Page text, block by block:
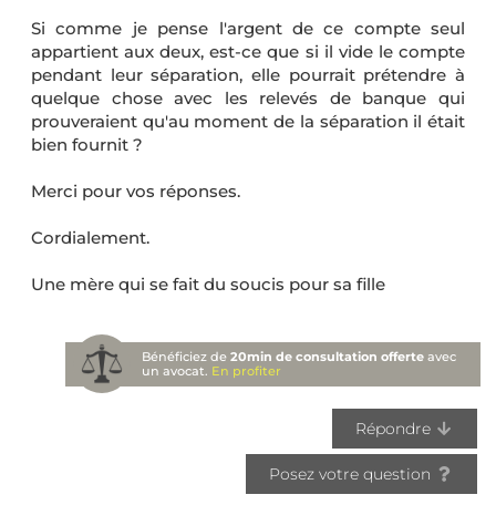
Si comme je pense l'argent de ce compte seul
appartient aux deux, est-ce que si il vide le compte
pendant leur séparation, elle pourrait prétendre à
quelque chose avec les relevés de banque qui
prouveraient qu'au moment de la séparation il était
bien fournit ?
Merci pour vos réponses.
Cordialement.
Une mère qui se fait du soucis pour sa fille
Bénéficiez de20min de consultation offerte avec
un avocat. En profiter
Répondre
Posez votre question